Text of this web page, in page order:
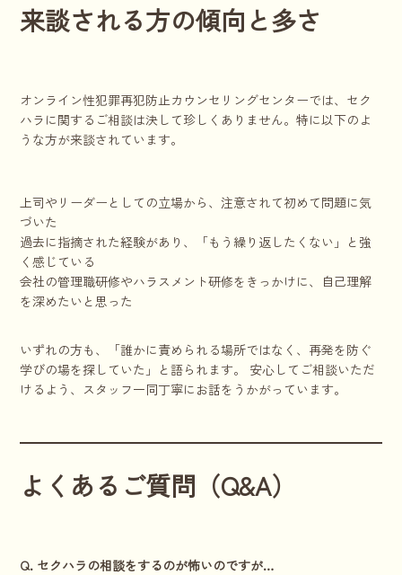
来談される方の傾向と多さ
オンライン性犯罪再犯防止カウンセリングセンターでは、セク
ハラに関するご相談は決して珍しくありません。特に以下のよ
うな方が来談されています。
上司やリーダーとしての立場から、注意されて初めて問題に気
づいた
過去に指摘された経験があり、「もう繰り返したくない」と強
く感じている
会社の管理職研修やハラスメント研修をきっかけに、自己理解
を深めたいと思った
いずれの方も、「誰かに責められる場所ではなく、再発を防ぐ
学びの場を探していた」と語られます。 安心してご相談いただ
けるよう、スタッフ一同丁寧にお話をうかがっています。
よくあるご質問（Q&A）
Q. セクハラの相談をするのが怖いのですが…